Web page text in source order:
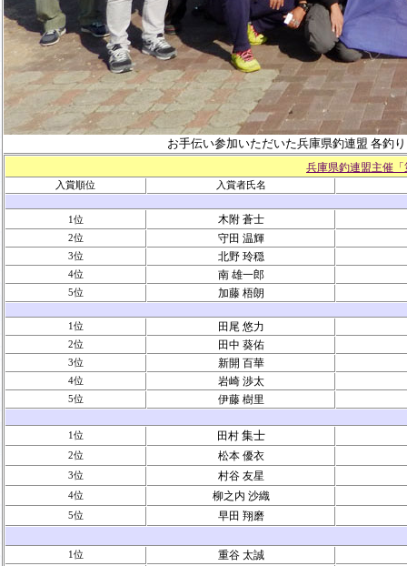
お手伝い参加いただいた兵庫県釣連盟 各釣
兵庫県釣連盟主催「
入賞順位 入賞者氏名
1位 木附 蒼士
2位 守田 温輝
3位 北野 玲穏
4位 南 雄一郎
5位 加藤 梧朗
1位 田尾 悠力
2位 田中 葵佑
3位 新開 百華
4位 岩崎 渉太
5位 伊藤 樹里
1位 田村 集士
2位 松本 優衣
3位 村谷 友星
4位 柳之内 沙織
5位 早田 翔磨
1位 重谷 太誠